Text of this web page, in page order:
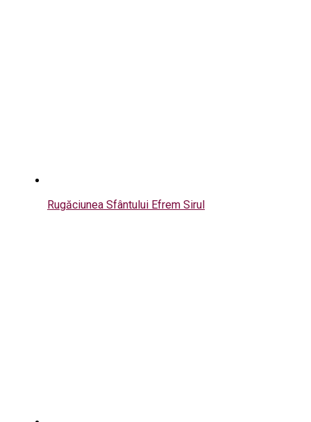
Rugăciunea Sfântului Efrem Sirul